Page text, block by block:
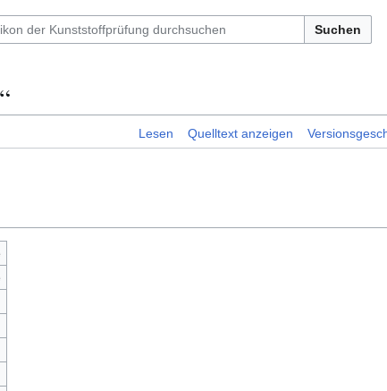
Suchen
Lesen Quelltext anzeigen